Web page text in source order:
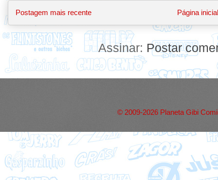
Postagem mais recente Página inicial
Assinar: Postar
© 2009-2026 Planeta Gibi